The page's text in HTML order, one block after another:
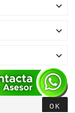



OK